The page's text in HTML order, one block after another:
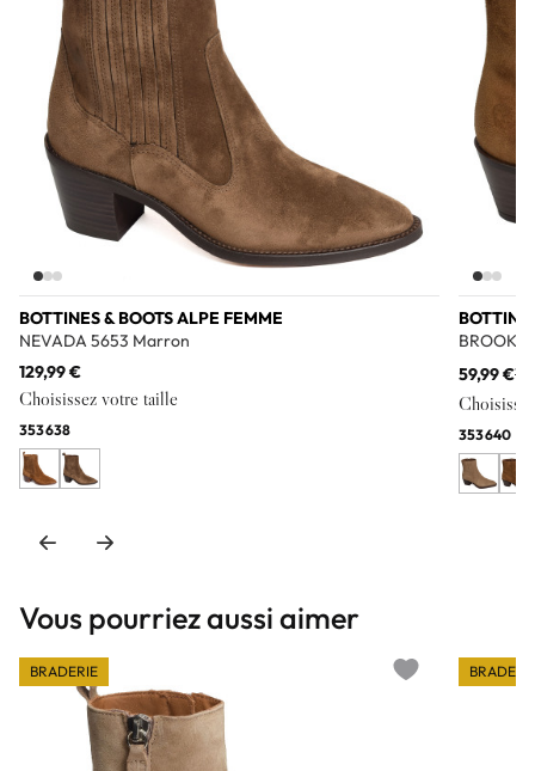
BOTTINES & BOOTS ALPE FEMME
NEVADA 5653 Marron
129,99 €
Choisissez votre taille
353638
59,99 €
353640
Vous pourriez aussi aimer
BRADERIE